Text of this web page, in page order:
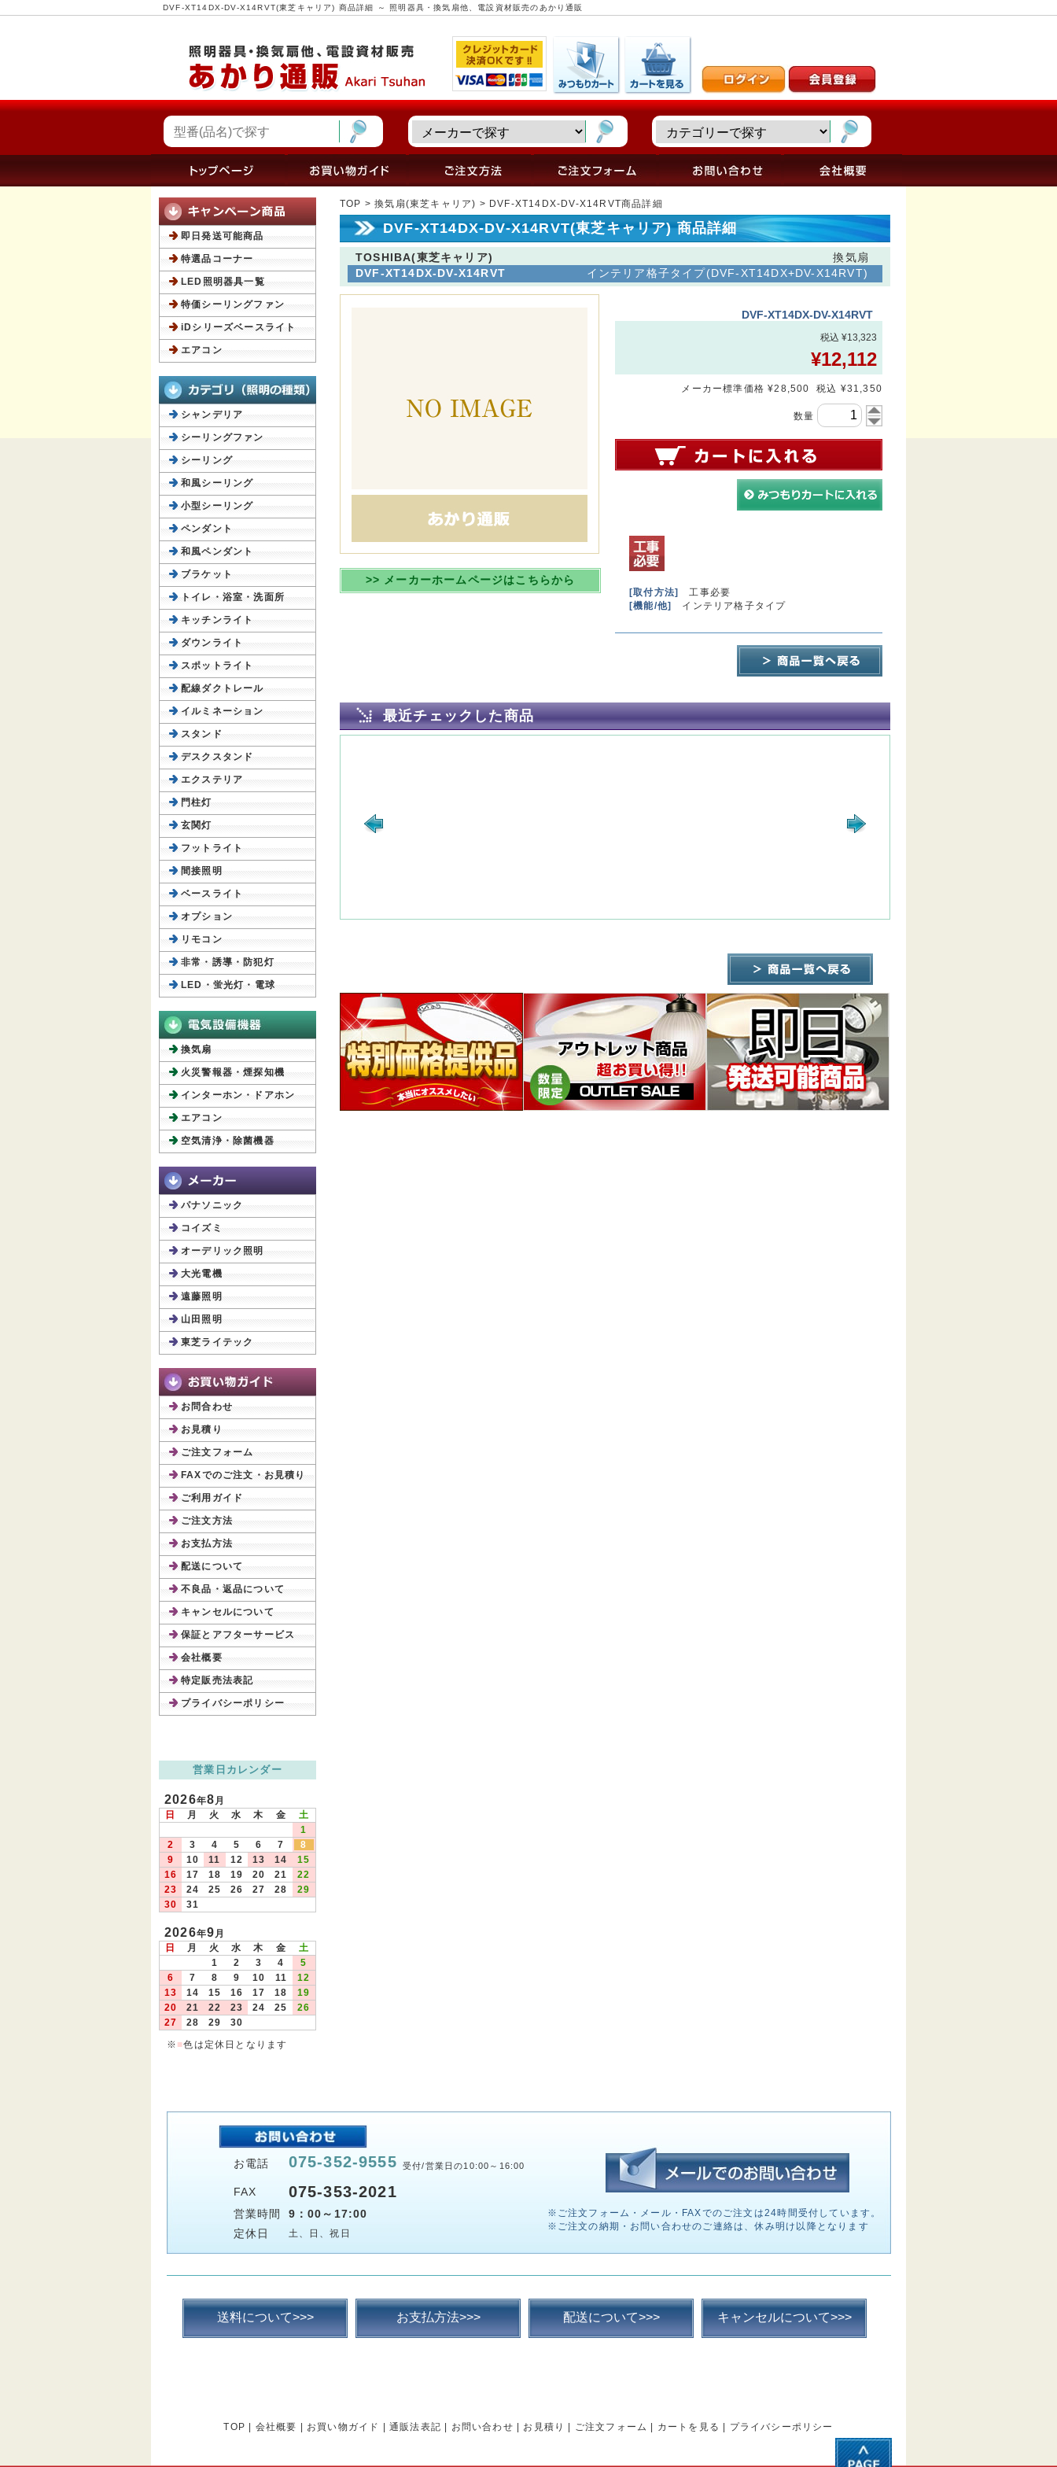
DVF-XT14DX-DV-X14RVT(東芝キャリア) 商品詳細 ～ 照明器具・換気扇他、電設資材販売のあかり通販
TOP >換気扇(東芝キャリア) > DVF-XT14DX-DV-X14RVT商品詳細
DVF-XT14DX-DV-X14RVT(東芝キャリア) 商品詳細
TOSHIBA(東芝キャリア)
換気扇
DVF-XT14DX-DV-X14RVT
インテリア格子タイプ(DVF-XT14DX+DV-X14RVT)
>> メーカーホームページはこちらから
DVF-XT14DX-DV-X14RVT
税込 ¥13,323
¥12,112
メーカー標準価格 ¥28,500 税込 ¥31,350
数量
[取付方法]
工事必要
[機能/他]
インテリア格子タイプ
最近チェックした商品
即日発送可能商品
特選品コーナー
LED照明器具一覧
特価シーリングファン
iDシリーズベースライト
エアコン
シャンデリア
シーリングファン
シーリング
和風シーリング
小型シーリング
ペンダント
和風ペンダント
ブラケット
トイレ・浴室・洗面所
キッチンライト
ダウンライト
スポットライト
配線ダクトレール
イルミネーション
スタンド
デスクスタンド
エクステリア
門柱灯
玄関灯
フットライト
間接照明
ベースライト
オプション
リモコン
非常・誘導・防犯灯
LED・蛍光灯・電球
換気扇
火災警報器・煙探知機
インターホン・ドアホン
エアコン
空気清浄・除菌機器
パナソニック
コイズミ
オーデリック照明
大光電機
遠藤照明
山田照明
東芝ライテック
お問合わせ
お見積り
ご注文フォーム
FAXでのご注文・お見積り
ご利用ガイド
ご注文方法
お支払方法
配送について
不良品・返品について
キャンセルについて
保証とアフターサービス
会社概要
特定販売法表記
プライバシーポリシー
営業日カレンダー
2026年8月
日
月 火 水 木 金
土
1
2
3 4 5 6 7
8
9
10 11 12 13 14
15
16
17 18 19 20 21
22
23
24 25 26 27 28
29
30
31
2026年9月
日
月 火 水 木 金
土
1
2 3 4
5
6
7 8 9 10 11
12
13
14 15 16 17 18
19
20
21 22 23 24 25
26
27
28 29
30
※ ■色は定休日となります
お電話 075-352-9555 受付/営業日の10:00～16:00
FAX 075-353-2021
営業時間
9：00～17:00
定休日
土、日、祝日
※ご注文フォーム・メール・FAXでのご注文は24時間受付しています。
※ご注文の納期・お問い合わせのご連絡は、休み明け以降となります
送料について>>> お支払方法>>> 配送について>>> キャンセルについて>>>
TOP 会社概要 お買い物ガイド 通販法表記 お問い合わせ お見積り ご注文フォーム カートを見る プライバシーポリシー